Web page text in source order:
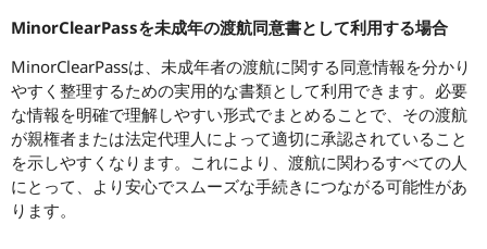
MinorClearPassを未成年の渡航同意書として利用する場合
MinorClearPassは、未成年者の渡航に関する同意情報を分かり
やすく整理するための実用的な書類として利用できます。必要
な情報を明確で理解しやすい形式でまとめることで、その渡航
が親権者または法定代理人によって適切に承認されていること
を示しやすくなります。これにより、渡航に関わるすべての人
にとって、より安心でスムーズな手続きにつながる可能性があ
ります。